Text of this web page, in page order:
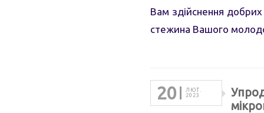
Вам здійснення
стежина Вашого
20
ЛЮТ.
2023